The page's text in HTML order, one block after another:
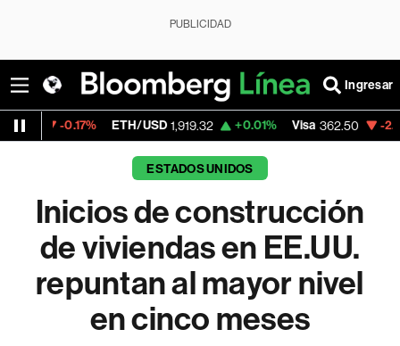
PUBLICIDAD
Ingresar
ETH/USD 1,919.32 +0.01% Visa 362.50 -2.15%
ESTADOS UNIDOS
Inicios de construcción
de viviendas en EE.UU.
repuntan al mayor nivel
en cinco meses